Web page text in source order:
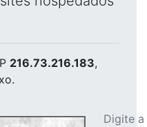
216.73.216.183,
Digite